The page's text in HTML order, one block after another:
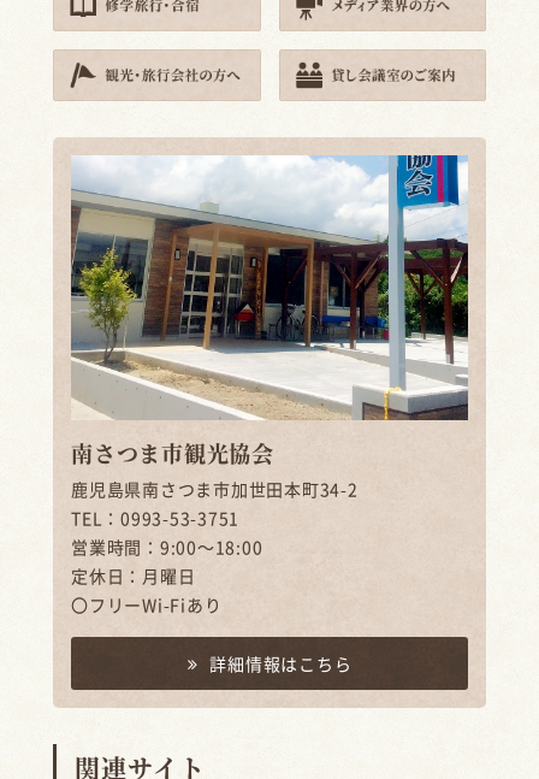
南さつま市観光協会
鹿児島県南さつま市加世田本町34-2
TEL：0993-53-3751
営業時間：9:00～18:00
定休日：月曜日
〇フリーWi-Fiあり
詳細情報はこちら
関連サイト